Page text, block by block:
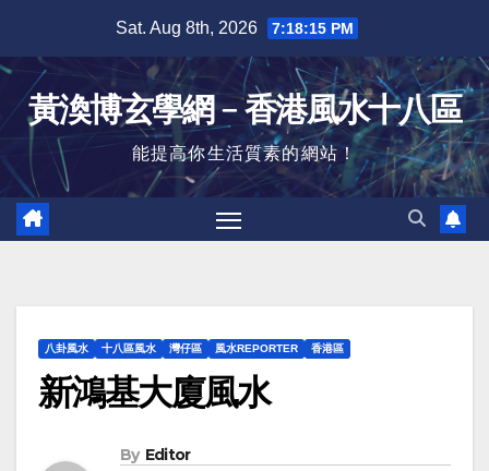
content
Sat. Aug 8th, 2026 7:18:16 PM
黃渙博玄學網﹣香港風水十八區
能提高你生活質素的網站！
八卦風水 十八區風水 灣仔區 風水REPORTER 香港區
新鴻基大廈風水
By Editor